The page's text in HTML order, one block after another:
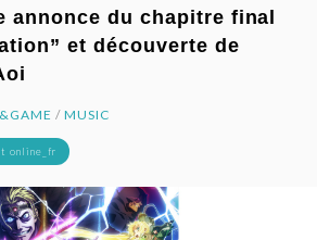
annonce du chapitre final
et découverte de
/ MUSIC
online_fr